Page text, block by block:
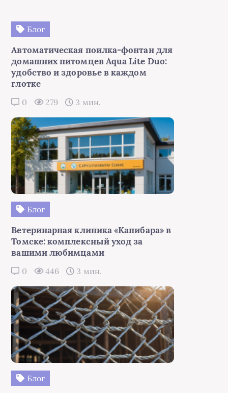
Блог
Автоматическая поилка-фонтан для
домашних питомцев Aqua Lite Duo:
удобство и здоровье в каждом
глотке
0 279 3 мин.
Блог
Ветеринарная клиника «Капибара» в
Томске: комплексный уход за
вашими любимцами
0 446 3 мин.
Блог